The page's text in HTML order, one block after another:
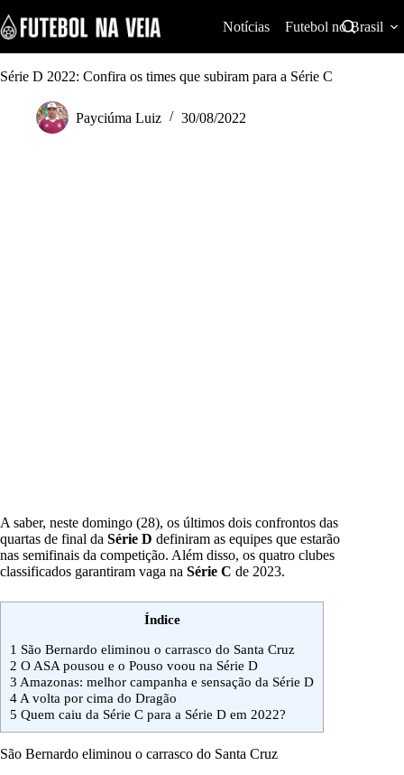
k
i
p
t
Notícias Futebol no Brasil
Série D 2022: Confira os times que subiram para a Série C
Payciúma Luiz 30/08/2022
A saber, neste domingo (28), os últimos dois confrontos das
quartas de final da Série D definiram as equipes que estarão
nas semifinais da competição. Além disso, os quatro clubes
classificados garantiram vaga na Série C de 2023.
Índice
1 São Bernardo eliminou o carrasco do Santa Cruz
2 O ASA pousou e o Pouso voou na Série D
3 Amazonas: melhor campanha e sensação da Série D
4A volta por cima do Dragão
5 Quem caiu da Série C para a Série D em 2022?
São Bernardo eliminou o carrasco do Santa Cruz